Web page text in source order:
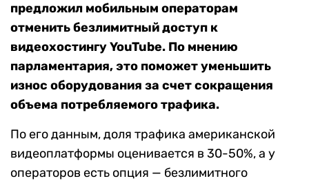
предложил мобильным операторам
отменить безлимитный доступ к
видеохостингу YouTube. По мнению
парламентария, это поможет уменьшить
износ оборудования за счет сокращения
объема потребляемого трафика.
По его данным, доля трафика американской
видеоплатформы оценивается в 30-50%, а у
операторов есть опция — безлимитного